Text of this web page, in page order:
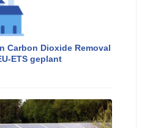
Carbon Dioxide Removal
ETS geplant